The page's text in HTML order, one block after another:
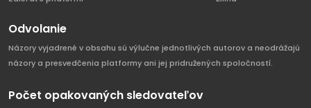
Odvolanie
Názory vyjadrené v obsahu sú výlučne jednotlivých autorov a neodrážajú
názory a presvedčenia platformy ani jej pridružených spoločností.
Počet opakovaných sledovateľov